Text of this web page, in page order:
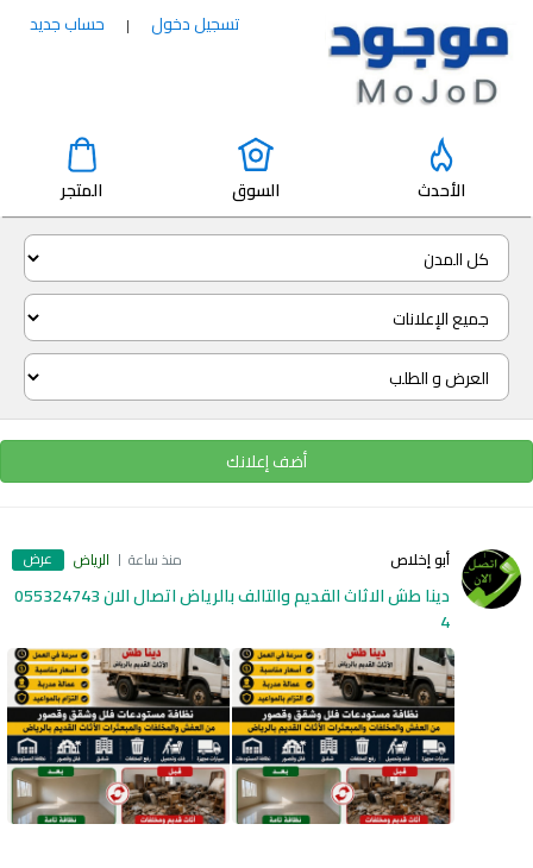
تسجيل دخول | حساب جديد
الأحدث السوق المتجر
أضف إعلانك
أبو إخلاص منذ ساعة الرياض عرض
دينا طش الاثاث القديم والتالف بالرياض اتصال الان 055324743
4